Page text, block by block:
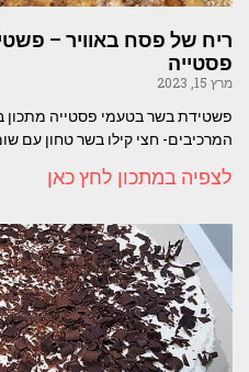
ריח של פסח באוויר –
פסטייה
מרץ 15, 2023
פשטידת בשר בטעמי פסטייה
המרכיבים- חצי קילו בשר טחון עם שומן
לצפיה במתכון לחץ כאן